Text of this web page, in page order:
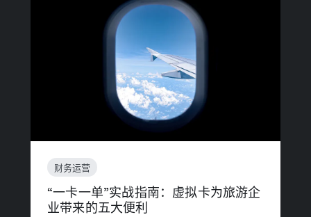
财务运营
“一卡一单”实战指南：虚拟卡为旅游企
业带来的五大便利